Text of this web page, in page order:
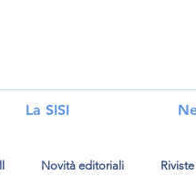
La SISI
Novità editoriali Riviste